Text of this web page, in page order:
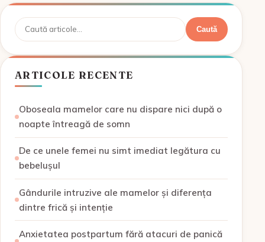
Caută Caută
ARTICOLE RECENTE
Oboseala mamelor care nu dispare nici după o
noapte întreagă de somn
De ce unele femei nu simt imediat legătura cu
bebelușul
Gândurile intruzive ale mamelor și diferența
dintre frică și intenție
Anxietatea postpartum fără atacuri de panică